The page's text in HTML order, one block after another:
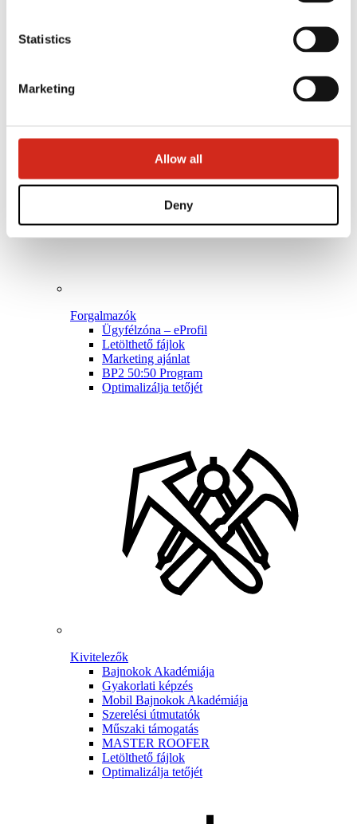
Statistics
Marketing
Allow all
Deny
Szakembereknek
Forgalmazók
Ügyfélzóna – eProfil
Letölthető fájlok
Marketing ajánlat
BP2 50:50 Program
Optimalizálja tetőjét
Kivitelezők
Bajnokok Akadémiája
Gyakorlati képzés
Mobil Bajnokok Akadémiája
Szerelési útmutatók
Műszaki támogatás
MASTER ROOFER
Letölthető fájlok
Optimalizálja tetőjét